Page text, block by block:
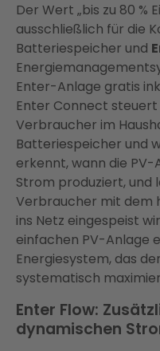
Der Wert „bis zu 80 %
ausschließlich für die
Batteriespeicher und
Enter-Anlage gratis
Enter Connect
Verbraucher im
Batteriespeicher und
erkennt, wann die
Strom produziert, und
Verbraucher mit dem
ins Netz eingespeist
einfachen PV-Anlage
Energiesystem, das
systematisch
Enter Flow:
dynamischen